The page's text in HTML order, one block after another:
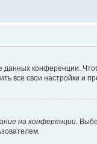
данных конференции.
все свои настройки и
на конференции .